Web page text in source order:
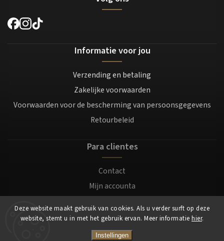
Deze website maakt gebruik van cookies. Als u verder surft op deze
website, stemt u in met het gebruik ervan. Meer informatie hier.
Instellingen
Informatie voor jou
Verzending en betaling
Zakelijke voorwaarden
Voorwaarden voor de bescherming van persoonsgegevens
Retourbeleid
Para clientes
Contact
Mijn accounta
Login